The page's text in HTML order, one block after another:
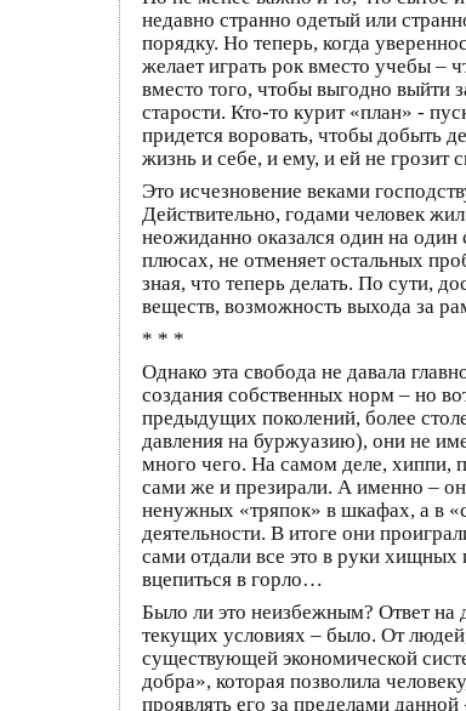
недавно странно одетый или
порядку. Но теперь, когда
желает играть рок вместо учебы –
вместо того, чтобы выгодно выйти
старости. Кто-то курит «план» -
придется воровать, чтобы добыть
жизнь и себе, и ему, и ей не грозит
Это исчезновение веками
Действительно, годами человек
неожиданно оказался один на один
плюсах, не отменяет остальных
зная, что теперь делать. По сути,
веществ, возможность выхода за
* * *
Однако эта свобода не давала
создания собственных норм – но
предыдущих поколений, более
давления на буржуазию), они не
много чего. На самом деле, хиппи,
сами же и презирали. А именно –
ненужных «тряпок» в шкафах, а в
деятельности. В итоге они
сами отдали все это в руки
вцепиться в горло…
Было ли это неизбежным? Ответ на
текущих условиях – было. От
существующей экономической
добра», которая позволила
проявлять его за пределами